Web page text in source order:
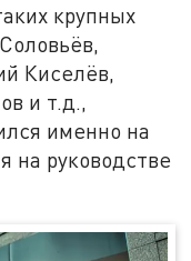
крупных
Киселёв,
и т.д.,
именно на
на руководстве